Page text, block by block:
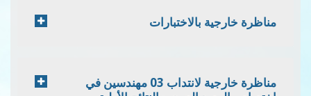
مناظرة خارجية بالاختبارات
مناظرة خارجية لانتداب 03 مهندسين في